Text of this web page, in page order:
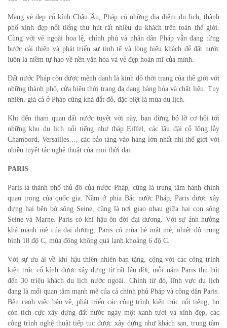
Mang vẻ đẹp cổ kính Châu Âu, Pháp có những địa điểm du lịch, thành
phố xinh đẹp nổi tiếng thu hút rất nhiều du khách trên toàn thế giới.
Cùng với vẻ ngoài hoa lệ, chính phủ và nhân dân Pháp vẫn đang từng
bước cải thiện và phát triển sự tinh tế và lòng hiếu khách để đất nước
luôn là niềm tự hào về nền văn hóa và vẻ đẹp hoàn mĩ của mình.
Đất nước Pháp còn được mệnh danh là kinh đô thời trang của thế giới với
những thành phố, cửa hiệu thời trang đa dạng hàng hóa và chất liệu. Tuy
nhiên, giá cả ở Pháp cũng khá đắt đỏ, đặc biệt là mùa du lịch.
Khi đến tham quan đất nước tuyệt vời này, bạn đừng bỏ lỡ cơ hội tới
những khu du lịch nổi tiếng như tháp Eiffel, các lâu đài cổ lộng lẫy
Chambord, Versailles…, các bảo tàng vào hàng lớn nhất nhì thế giới với
nhiều tuyệt tác nghệ thuật của mọi thời đại.
PARIS
Paris là thành phố thủ đô của nước Pháp, cũng là trung tâm hành chính
quan trọng của quốc gia. Nằm ở phía Bắc nước Pháp, Paris được xây
dựng hai bên bờ sông Seine, cũng là nơi giao nhau giữa hai con sông
Seine và Marne. Paris có khí hậu ôn đới đại dương. Với sự ảnh hưởng
khá mạnh mẽ của đại dương, Paris có mùa hè mát mẻ, nhiệt độ trung
bình 18 độ C, mùa đông không quá lạnh khoảng 6 độ C.
Với sự ưu ái về khí hậu thiên nhiên ban tặng, cộng với các công trình
kiến trúc cổ kính được xây dựng từ rất lâu đời, mỗi năm Paris thu hút
đến 30 triệu khách du lịch nước ngoài. Chính từ đó, lĩnh vực du lịch
đang là mối quan tâm mạnh mẽ của cả chính phủ Pháp và công dân Paris.
Bên cạnh việc bảo vệ, phát triển các công trình kiến trúc nổi tiếng, họ
còn tích cực xây dựng đất nước ngày một xanh tươi và xinh đẹp, các
công trình nghệ thuật tiếp tục được xây dựng như khách sạn, trung tâm